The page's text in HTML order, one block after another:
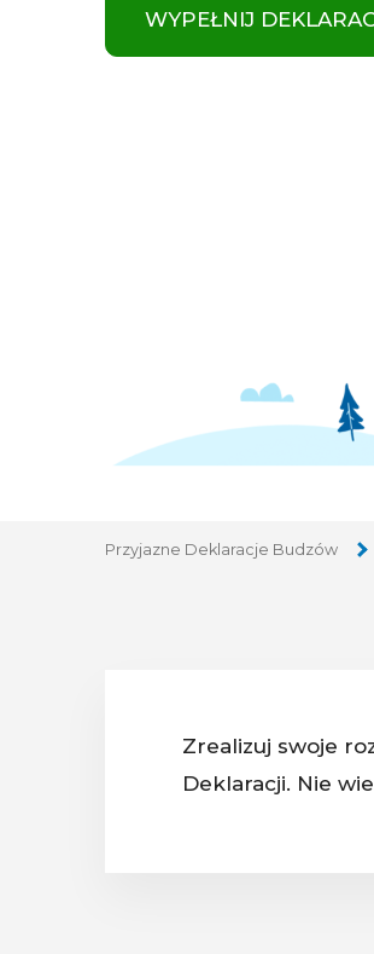
WYPEŁNIJ
Przyjazne Deklaracje Budzów
Zrealizuj swoje
Deklaracji. Nie